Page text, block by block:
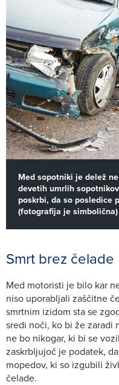
Med sopotniki je delež
devetih umrlih
poskrbi, da so posledice
(fotografija je simbolična)
Smrt brez čelade
Med motoristi je bilo kar
niso uporabljali zaščitne
smrtnim izidom sta se
sredi noči, ko bi že zaradi
ne bo nikogar, ki bi se
zaskrbljujoč je podatek,
mopedov, ki so izgubili
čelade.